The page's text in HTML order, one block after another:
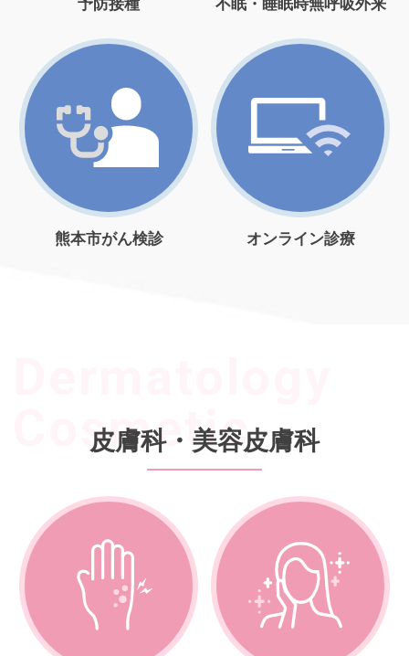
予防接種 不眠・睡眠時無呼吸外来
熊本市がん検診 オンライン診療
皮膚科・美容皮膚科